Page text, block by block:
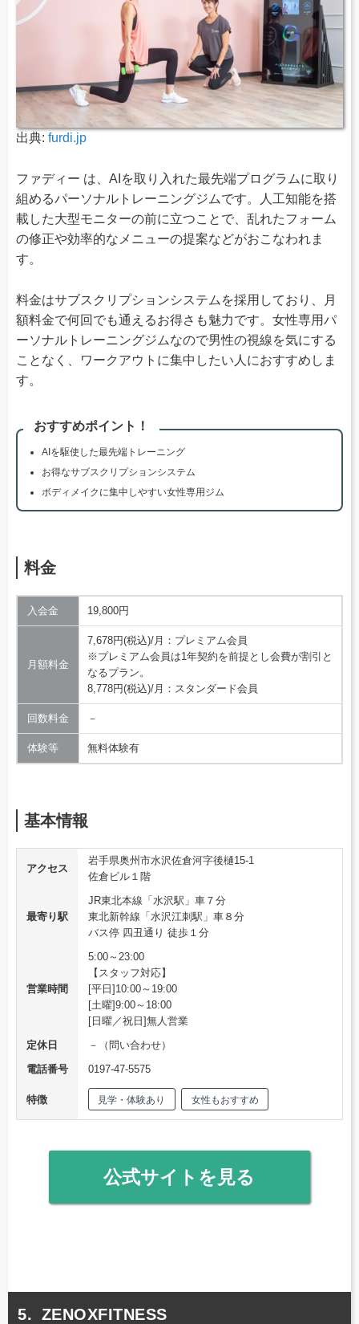
出典: furdi.jp
ファディー は、AIを取り入れた最先端プログラムに取り
組めるパーソナルトレーニングジムです。人工知能を搭
載した大型モニターの前に立つことで、乱れたフォーム
の修正や効率的なメニューの提案などがおこなわれま
す。
料金はサブスクリプションシステムを採用しており、月
額料金で何回でも通えるお得さも魅力です。女性専用パ
ーソナルトレーニングジムなので男性の視線を気にする
ことなく、ワークアウトに集中したい人におすすめしま
す。
おすすめポイント！
AIを駆使した最先端トレーニング
お得なサブスクリプションシステム
ボディメイクに集中しやすい女性専用ジム
料金
入会金 19,800円
月額料金
7,678円(税込)/月：プレミアム会員
※プレミアム会員は1年契約を前提とし会費が割引と
なるプラン。
8,778円(税込)/月：スタンダード会員
回数料金 －
体験等 無料体験有
基本情報
アクセス
岩手県奥州市水沢佐倉河字後樋15-1
佐倉ビル１階
最寄り駅
JR東北本線「水沢駅」車７分
東北新幹線「水沢江刺駅」車８分
バス停 四丑通り 徒歩１分
営業時間
5:00～23:00
【スタッフ対応】
[平日]10:00～19:00
[土曜]9:00～18:00
[日曜／祝日]無人営業
定休日
－（問い合わせ）
電話番号
0197-47-5575
特徴 見学・体験あり 女性もおすすめ
公式サイトを見る
ZENOXFITNESS